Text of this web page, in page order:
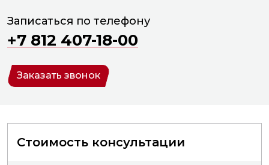
Записаться по телефону
+7 812 407-18-00
Заказать звонок
Стоимость консультации